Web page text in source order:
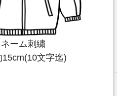
ネーム刺繍
15cm(10文字迄)